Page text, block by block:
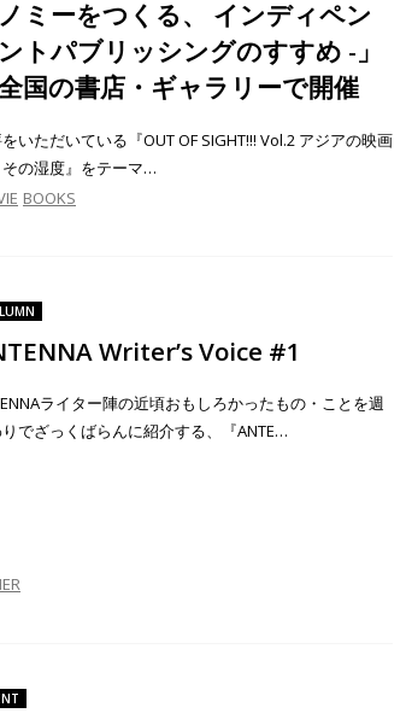
ミーをつくる、 インディペン
トパブリッシングのすすめ -」
国の書店・ギャラリーで開催
いただいている『OUT OF SIGHT!!! Vol.2 アジアの映画
その湿度』をテーマ…
BOOKS
Writer’s Voice #1
ライター陣の近頃おもしろかったもの・ことを週
でざっくばらんに紹介する、『ANTE…